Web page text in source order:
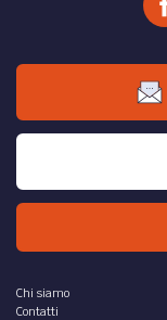
Chi siamo
Contatti